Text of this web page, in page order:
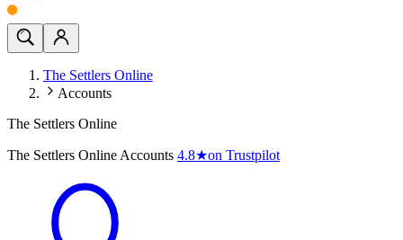
The Settlers Online
Accounts
The Settlers Online
The Settlers Online Accounts 4.8★on Trustpilot